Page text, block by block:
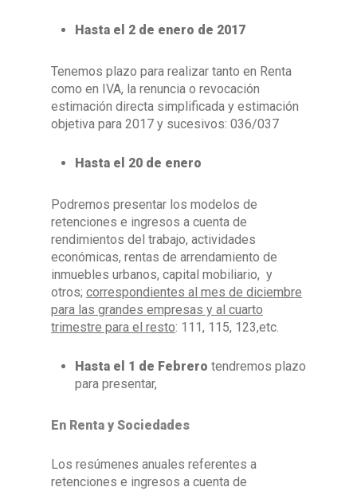
Hasta el 2 de enero de 2017
Tenemos plazo para realizar tanto en Renta
como en IVA, la renuncia o revocación
estimación directa simplificada y estimación
objetiva para 2017 y sucesivos: 036/037
Hasta el 20 de enero
Podremos presentar los modelos de
retenciones e ingresos a cuenta de
rendimientos del trabajo, actividades
económicas, rentas de arrendamiento de
inmuebles urbanos, capital mobiliario, y
otros; correspondientes al mes de diciembre
para las grandes empresas y al cuarto
trimestre para el resto: 111, 115, 123,etc.
Hasta el 1 de Febrero tendremos plazo
para presentar,
En Renta y Sociedades
Los resúmenes anuales referentes a
retenciones e ingresos a cuenta de